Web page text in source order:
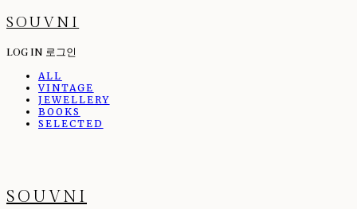
SOUVNI
LOG IN 로그인
ALL
VINTAGE
JEWELLERY
BOOKS
SELECTED
SOUVNI